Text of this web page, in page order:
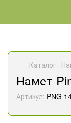
Каталог
Намет
Артикул: PNG